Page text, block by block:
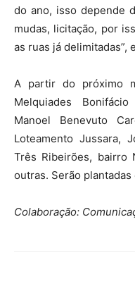
do ano, isso depende
mudas, licitação, por
as ruas já delimitadas”,
A partir do próximo
Melquiades
Manoel Benevuto
Loteamento Jussara,
Três Ribeirões, bairro
outras. Serão
Colaboração: